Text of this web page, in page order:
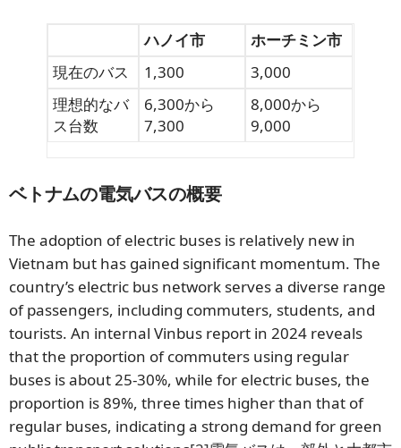
ハノイ市
ホーチミン市
現在のバス
1,300
3,000
理想的なバ
ス台数
6,300から
7,300
8,000から
9,000
ベトナムの電気バスの概要
The adoption of electric buses is relatively new in
Vietnam but has gained significant momentum. The
country’s electric bus network serves a diverse range
of passengers, including commuters, students, and
tourists. An internal Vinbus report in 2024 reveals
that the proportion of commuters using regular
buses is about 25-30%, while for electric buses, the
proportion is 89%, three times higher than that of
regular buses, indicating a strong demand for green